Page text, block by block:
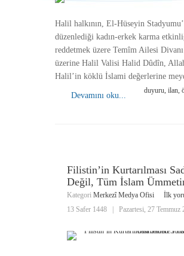
Halil halkının, El-Hüseyin
düzenlediği kadın-erkek karma
reddetmek üzere Temîm Ailesi
üzerine Halil Valisi Halid Dûdîn,
Halil’in köklü İslami değerlerine
Devamını oku...
duyuru, ilan,
Filistin’in Kurtarılması
Değil, Tüm İslam
Kategori Merkezî Medya Ofisi
İlk
13 Safer 1448
Pazartesi, 27 Temmuz